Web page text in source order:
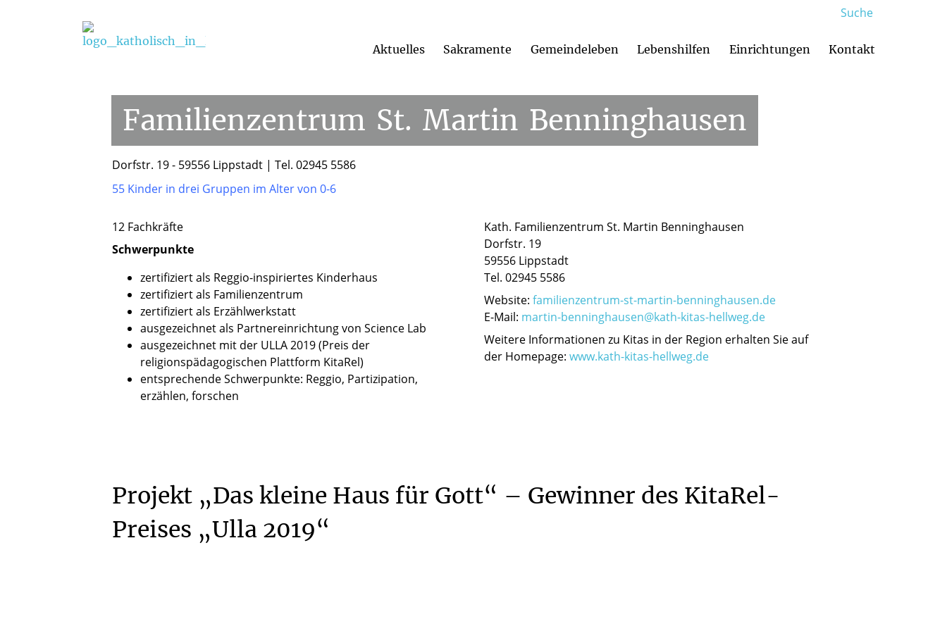
Aktuelles Sakramente Gemeindeleben Lebenshilfen Einrichtungen Kontakt
Suche
Startseite/ Einrichtungen
Familienzentrum St. Martin Benninghausen
Dorfstr. 19 - 59556 Lippstadt | Tel. 02945 5586
55 Kinder in drei Gruppen im Alter von 0-6
12 Fachkräfte
Schwerpunkte
zertifiziert als Reggio-inspiriertes Kinderhaus
zertifiziert als Familienzentrum
zertifiziert als Erzählwerkstatt
ausgezeichnet als Partnereinrichtung von Science Lab
ausgezeichnet mit der ULLA 2019 (Preis der
religionspädagogischen Plattform KitaRel)
entsprechende Schwerpunkte: Reggio, Partizipation,
erzählen, forschen
Kath. Familienzentrum St. Martin Benninghausen
Dorfstr. 19
59556 Lippstadt
Tel. 02945 5586
Website: familienzentrum-st-martin-benninghausen.de
E-Mail: martin-benninghausen@kath-kitas-hellweg.de
Weitere Informationen zu Kitas in der Region erhalten Sie auf
der Homepage: www.kath-kitas-hellweg.de
Projekt „Das kleine Haus für Gott“ – Gewinner des KitaRel-
Preises „Ulla 2019“